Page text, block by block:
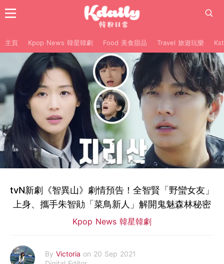
主頁 Kpop News 韓星韓劇 Food 美食甜品 Travel 旅遊玩樂
tvN新劇《智異山》劇情預告！全智賢「野蠻女友」
上身、攜手朱智勛「菜鳥新人」解開鬼魅森林秘密
Kpop News 韓星韓劇
By Victoria on 20 Sep 2021